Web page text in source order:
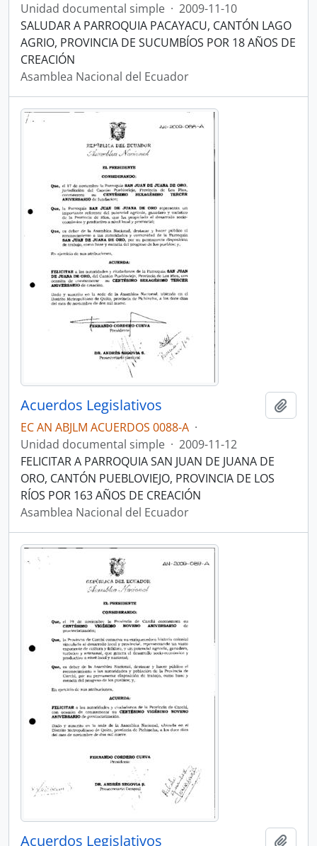
Unidad documental simple · 2009-11-10
SALUDAR A PARROQUIA PACAYACU, CANTÓN LAGO
AGRIO, PROVINCIA DE SUCUMBÍOS POR 18 AÑOS DE
CREACIÓN
Asamblea Nacional del Ecuador
Acuerdos Legislativos
EC AN ABJLM ACUERDOS 0088-A ·
Unidad documental simple · 2009-11-12
FELICITAR A PARROQUIA SAN JUAN DE JUANA DE
ORO, CANTÓN PUEBLOVIEJO, PROVINCIA DE LOS
RÍOS POR 163 AÑOS DE CREACIÓN
Asamblea Nacional del Ecuador
Acuerdos Legislativos